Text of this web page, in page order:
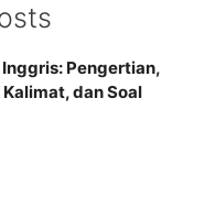
Inggris: Pengertian,
dan Soal